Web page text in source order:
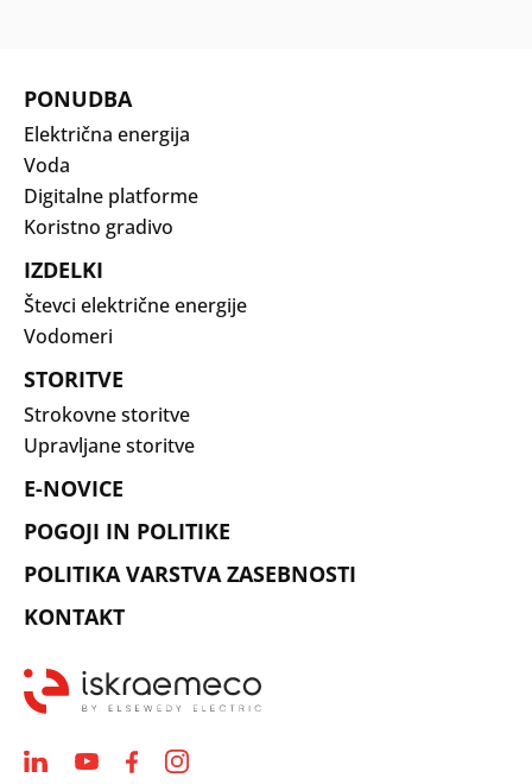
PONUDBA
Električna energija
Voda
Digitalne platforme
Koristno gradivo
IZDELKI
Števci električne energije
Vodomeri
STORITVE
Strokovne storitve
Upravljane storitve
E-NOVICE
POGOJI IN POLITIKE
POLITIKA VARSTVA ZASEBNOSTI
KONTAKT